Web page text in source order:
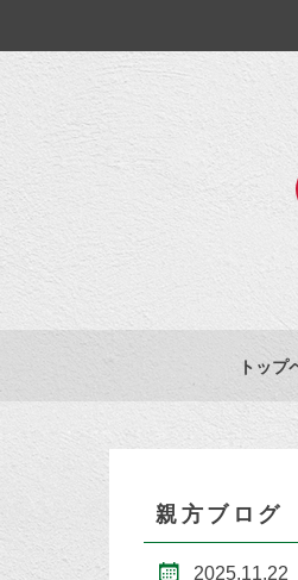
トップ
親方ブログ
2025.11.22